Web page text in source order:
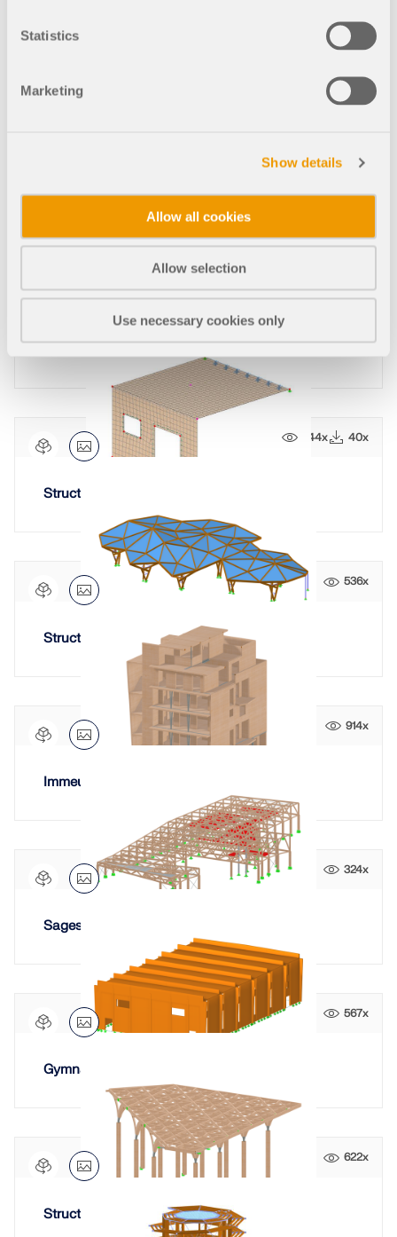
Statistics
Marketing
Show details
Allow all cookies
Allow selection
Use necessary cookies only
Simulation de poutre mixte bois-béton
Toiture en treillis pour la rénovation du palais épis
Nouveau bâtiment en bois de la faculté de médeci
244x 40x
Structure en CLT
536x
Structure de toiture en bois lamellé-collé
914x
Immeuble résidentiel en CLT
324x
Sages Road Depot, Australie
567x
Gymnase Corni à Modène
622x
Structure de la Sprint Canopy